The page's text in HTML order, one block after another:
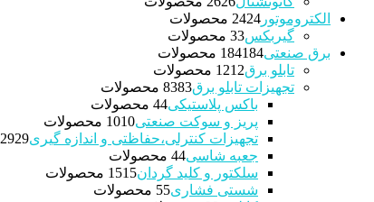
الکتروموتور
2424 محصولات
گیربکس 33 محصولات
برق صنعتی
184184 محصولات
تابلو برق
1212 محصولات
تجهیزات تابلو برق
8383 محصولات
باکس پلاستیکی 44 محصولات
پریز و سوکت صنعتی
1010 محصولات
تجهیزات کنترلی،حفاظتی و اندازه گیری
2929 محصولات
جعبه شاسی 44 محصولات
سلکتور و کلید گردان
1515 محصولات
شستی فشاری 55 محصولات